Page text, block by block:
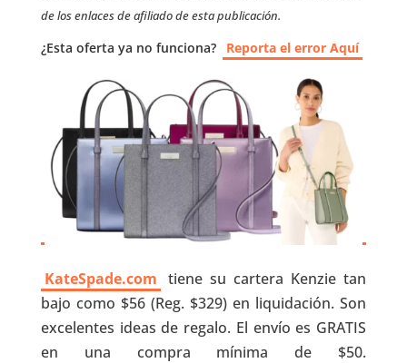
de los enlaces de afiliado de esta publicación.
¿Esta oferta ya no funciona? Reporta el error Aquí
KateSpade.com tiene su cartera Kenzie tan
bajo como $56 (Reg. $329) en liquidación. Son
excelentes ideas de regalo. El envío es GRATIS
en una compra mínima de $50.